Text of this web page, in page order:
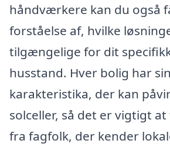
håndværkere kan du også
forståelse af, hvilke
tilgængelige for dit
husstand. Hver bolig har
karakteristika, der kan
solceller, så det er vigtigt
fra fagfolk, der kender